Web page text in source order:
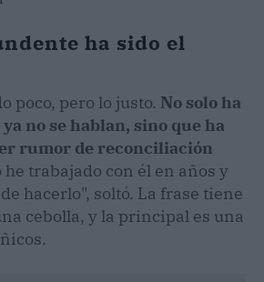
ha sido el
poco, pero lo justo. No solo ha
no se hablan, sino que ha
rumor de reconciliación
he trabajado con él en años y
hacerlo", soltó. La frase tiene
cebolla, y la principal es una